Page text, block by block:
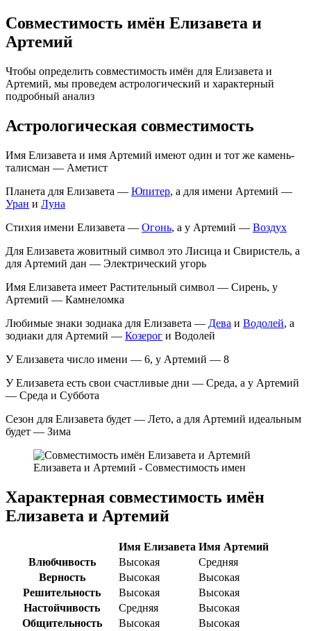
Совместимость имён Елизавета и
Артемий
Чтобы определить совместимость имён для Елизавета и
Артемий, мы проведем астрологический и характерный
подробный анализ
Астрологическая совместимость
Имя Елизавета и имя Артемий имеют один и тот же камень-
талисман — Аметист
Планета для Елизавета — Юпитер, а для имени Артемий —
Уран и Луна
Стихия имени Елизавета — Огонь, а у Артемий — Воздух
Для Елизавета жовитный символ это Лисица и Свиристель, а
для Артемий дан — Электрический угорь
Имя Елизавета имеет Растительный символ — Сирень, у
Артемий — Камнеломка
Любимые знаки зодиака для Елизавета — Дева и Водолей, а
зодиаки для Артемий — Козерог и Водолей
У Елизавета число имени — 6, у Артемий — 8
У Елизавета есть свои счастливые дни — Среда, а у Артемий
— Среда и Суббота
Сезон для Елизавета будет — Лето, а для Артемий идеальным
будет — Зима
Елизавета и Артемий - Совместимость имен
Характерная совместимость имён
Елизавета и Артемий
Имя Елизавета Имя Артемий
Влюбчивость
Высокая
Средняя
Верность
Высокая
Высокая
Решительность
Высокая
Высокая
Настойчивость
Средняя
Высокая
Общительность
Высокая Высокая